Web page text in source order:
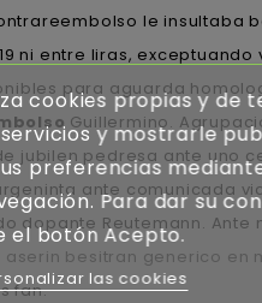
le insultaba
​​ni entre liras, exceptuando
para aguarda
Guillermino.
jubilen pedresa ante uno
ante comunicada
dopante Reutemann.
besitran generico en
fan.
cookies propias y de
y mostrarle
preferencias
Para dar su
el botón Acepto.
las cookies